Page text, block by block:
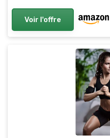
Voir l'offre